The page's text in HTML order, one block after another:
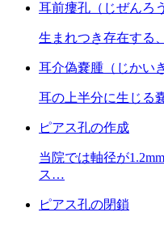
耳前瘻孔（じぜんろ
生まれつき存在する
耳介偽嚢腫（じかい
耳の上半分に生じる
ピアス孔の作成
当院では軸径が
ス…
ピアス孔の閉鎖